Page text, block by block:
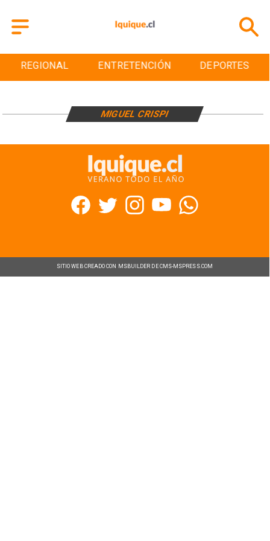
REGIONAL ENTRETENCIÓN DEPORTES
MIGUEL CRISPI
SITIO WEB CREADO CON MSBUILDER DE CMS-MSPRESS.COM